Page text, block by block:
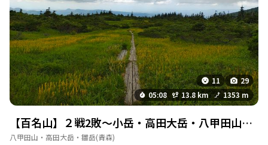
11
29
05:08
13.8 km 1353 m
【百名山】２戦2敗〜小岳・高田大岳・八甲田山（大岳）〜
八甲田山・高田大岳・雛岳(青森)